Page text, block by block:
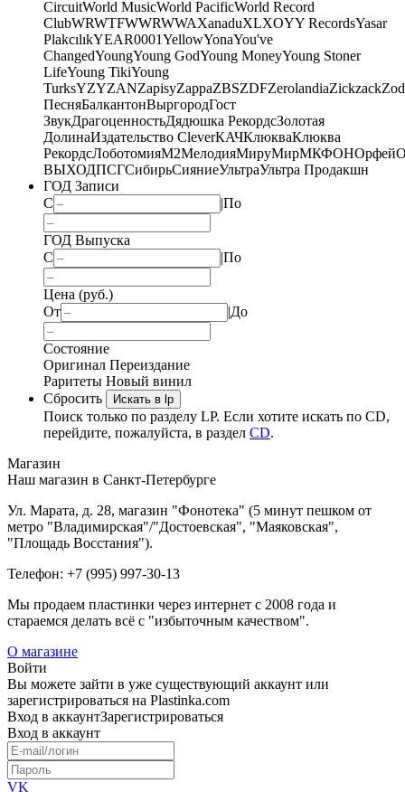
CircuitWorld MusicWorld PacificWorld Record
ClubWRWTFWWRWWAXanaduXLXOYY RecordsYasar
PlakcılıkYEAR0001YellowYonaYou've
ChangedYoungYoung GodYoung MoneyYoung Stoner
LifeYoung TikiYoung
TurksYZYZANZapisyZappaZBSZDFZerolandiaZickzack
ПесняБалкантонВыргородГост
ЗвукДрагоценностьДядюшка РекордсЗолотая
ДолинаИздательство CleverКАЧКлюкваКлюква
РекордсЛоботомияМ2МелодияМируМирМКФОНОрфей
ВЫХОДПСГСибирьСияниеУльтраУльтра Продакшн
ГОД Записи
С
|По
ГОД Выпуска
С
|По
Цена (руб.)
От
|До
Состояние
Оригинал Переиздание
Раритеты Новый винил
Сбросить
Искать в lp
Поиск только по разделу LP. Если хотите искать по CD,
перейдите, пожалуйста, в раздел CD.
Магазин
Наш магазин в Санкт-Петербурге
Ул. Марата, д. 28, магазин "Фонотека" (5 минут пешком от
метро "Владимирская"/"Достоевская", "Маяковская",
"Площадь Восстания").
Телефон: +7 (995) 997-30-13
Мы продаем пластинки через интернет c 2008 года и
стараемся делать всё с "избыточным качеством".
О магазине
Войти
Вы можете зайти в уже существующий аккаунт или
зарегистрироваться на Plastinka.com
Вход в аккаунтЗарегистрироваться
Вход в аккаунт
VK